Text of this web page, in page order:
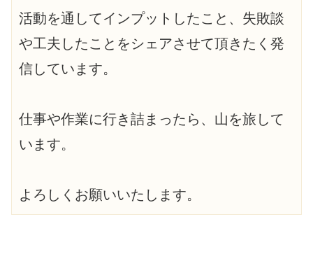
活動を通してインプットしたこと、失敗談
や工夫したことをシェアさせて頂きたく発
信しています。
仕事や作業に行き詰まったら、山を旅して
います。
よろしくお願いいたします。